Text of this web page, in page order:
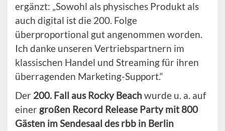
ergänzt: „Sowohl als physisches Produkt als
auch digital ist die 200. Folge
überproportional gut angenommen worden.
Ich danke unseren Vertriebspartnern im
klassischen Handel und Streaming für ihren
überragenden Marketing-Support.“
Der 200. Fall aus Rocky Beachwurde u. a. auf
einergroßen Record Release Party mit 800
Gästen im Sendesaal des rbb in Berlin